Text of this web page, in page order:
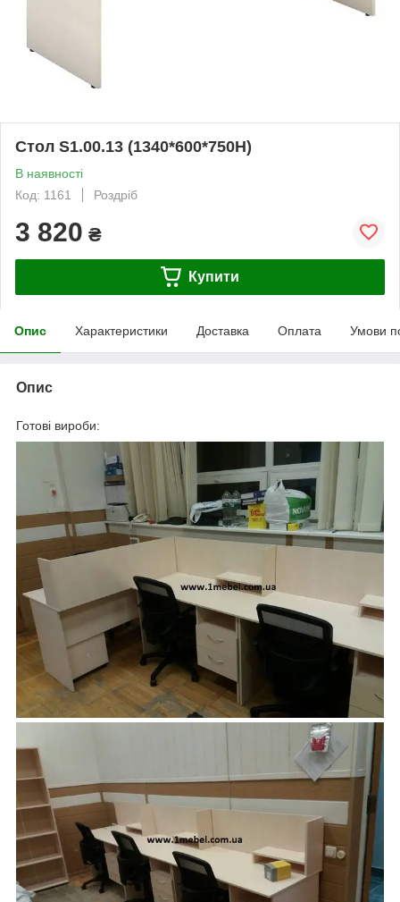
Стол S1.00.13 (1340*600*750H)
В наявності
Код: 1161
Роздріб
3 820 ₴
Купити
Опис Характеристики Доставка Оплата Умови
Опис
Готові вироби: